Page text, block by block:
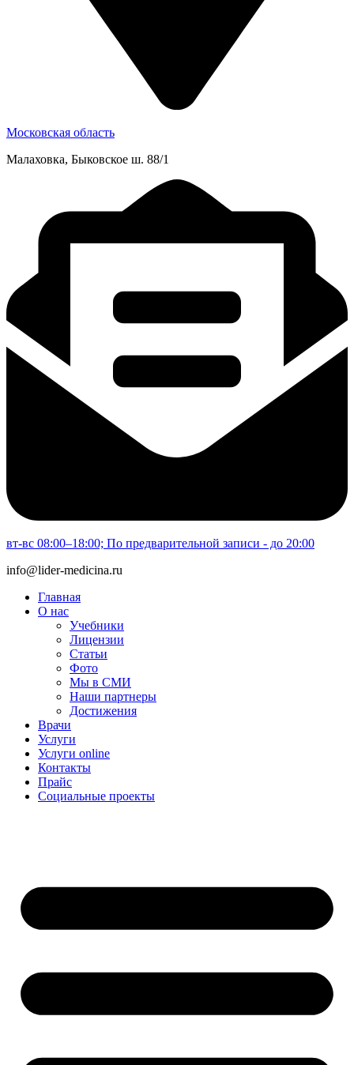
Московская область
Малаховка, Быковское ш. 88/1
вт-вс 08:00–18:00; По предварительной записи - до 20:00
info@lider-medicina.ru
Главная
О нас
Учебники
Лицензии
Статьи
Фото
Мы в СМИ
Наши партнеры
Достижения
Врачи
Услуги
Услуги online
Контакты
Прайс
Социальные проекты